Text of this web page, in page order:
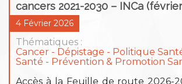
cancers 2021-2030 – INCa
4 Février 2026
Thématiques :
Cancer
Dépistage
Politique
Santé
Prévention & Promotion
Accès à la Feuille de route 2026-